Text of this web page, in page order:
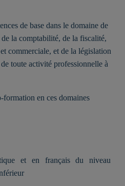
de base dans le domaine de
la comptabilité, de la fiscalité,
commerciale, et de la législation
toute activité professionnelle à
en ces domaines
et en français du niveau